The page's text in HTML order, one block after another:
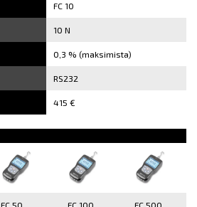
FC 10
10 N
0,3 % (maksimista)
RS232
415 €
FC 50 FC 100 FC 500